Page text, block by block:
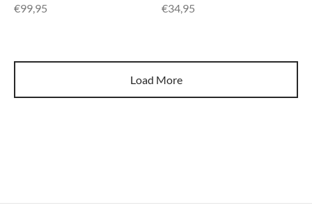
€99,95
€34,95
Load More